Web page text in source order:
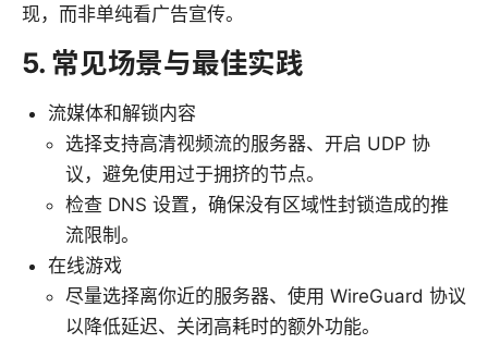
现，而非单纯看广告宣传。
5. 常见场景与最佳实践
流媒体和解锁内容
选择支持高清视频流的服务器、开启 UDP 协
议，避免使用过于拥挤的节点。
检查 DNS 设置，确保没有区域性封锁造成的推
流限制。
在线游戏
尽量选择离你近的服务器、使用 WireGuard 协议
以降低延迟、关闭高耗时的额外功能。